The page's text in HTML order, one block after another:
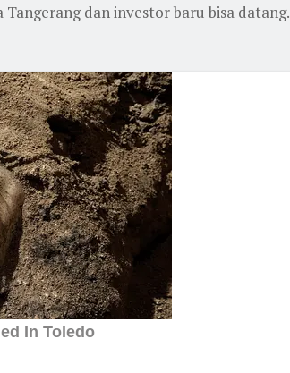
dan investor baru bisa datang.